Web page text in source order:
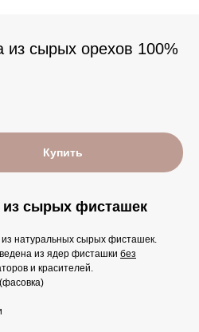
из сырых орехов 100%
Купить
из сырых фисташек
натуральных сырых фисташек.
из ядер фисташки без
и красителей.